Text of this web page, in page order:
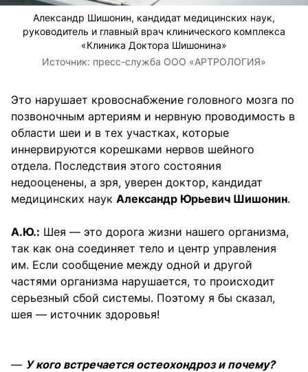
Александр Шишонин, кандидат медицинских наук,
руководитель и главный врач клинического комплекса
«Клиника Доктора Шишонина»
Источник: пресс-служба ООО «АРТРОЛОГИЯ»
Это нарушает кровоснабжение головного мозга по
позвоночным артериям и нервную проводимость в
области шеи и в тех участках, которые
иннервируются корешками нервов шейного
отдела. Последствия этого состояния
недооценены, а зря, уверен доктор, кандидат
медицинских наук Александр Юрьевич Шишонин.
А.Ю.: Шея — это дорога жизни нашего организма,
так как она соединяет тело и центр управления
им. Если сообщение между одной и другой
частями организма нарушается, то происходит
серьезный сбой системы. Поэтому я бы сказал,
шея — источник здоровья!
— У кого встречается остеохондроз и почему?